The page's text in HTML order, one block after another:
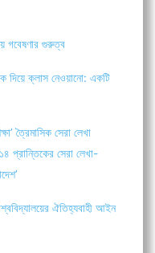
গবেষণার গুরুত্ব
দিয়ে ক্লাস নেওয়ানো: একটি
ত্রৈমাসিক সেরা লেখা
প্রান্তিকের সেরা লেখা-
ঐতিহ্যবাহী আইন